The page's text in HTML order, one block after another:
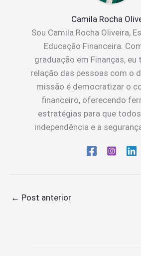
Camila Rocha
Sou Camila Rocha Oliveira,
Educação Financeira.
graduação em Finanças,
relação das pessoas com o
missão é democratizar o
financeiro, oferecendo
estratégias para que
independência e a
← Post anterior